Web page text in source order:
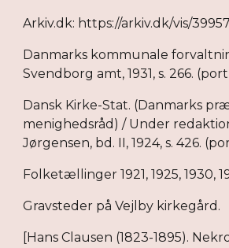
Arkiv.dk: https://arkiv.dk/vis/
Danmarks kommunale
Svendborg amt, 1931, s. 266.
Dansk Kirke-Stat. (Danmarks
menighedsråd) / Under
Jørgensen, bd. II, 1924, s. 426.
Folketællinger 1921, 1925, 1930,
Gravsteder på Vejlby kirkegård.
[Hans Clausen (1823-1895).